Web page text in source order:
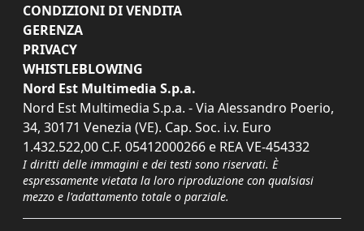
CONDIZIONI DI VENDITA
GERENZA
PRIVACY
WHISTLEBLOWING
Nord Est Multimedia S.p.a.
Nord Est Multimedia S.p.a. - Via Alessandro Poerio,
34, 30171 Venezia (VE). Cap. Soc. i.v. Euro
1.432.522,00 C.F. 05412000266 e REA VE-454332
I diritti delle immagini e dei testi sono riservati. È
espressamente vietata la loro riproduzione con qualsiasi
mezzo e l'adattamento totale o parziale.